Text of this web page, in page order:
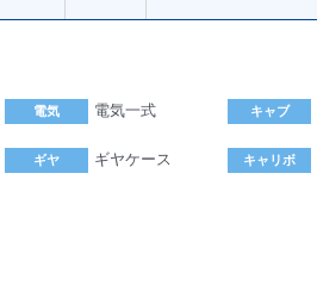
電気 電気一式 キャブ
ギヤ ギヤケース キャリボ